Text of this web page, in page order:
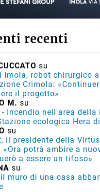
recenti
su
Imola, robot chirurgico
Crimola:
il progetto»
M. su
- Incendio nell'area della
ecologica Hera
su
il presidente della
«Ora potrà ambire a
a essere un tifoso»
su
muro di una casa